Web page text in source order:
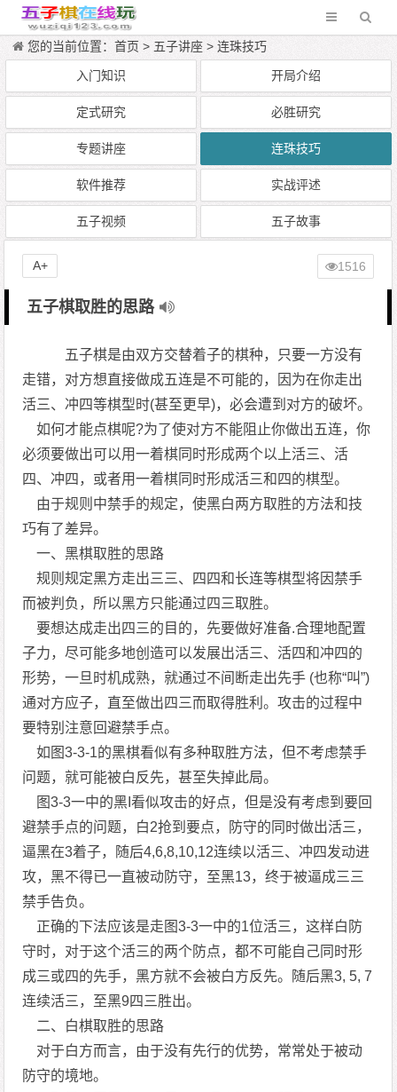
您的当前位置：首页 > 五子讲座 >连珠技巧
入门知识 开局介绍
定式研究 必胜研究
专题讲座 连珠技巧
软件推荐 实战评述
五子视频 五子故事
五子棋取胜的思路
五子棋是由双方交替着子的棋种，只要一方没有
走错，对方想直接做成五连是不可能的，因为在你走出
活三、冲四等棋型时(甚至更早)，必会遭到对方的破坏。
如何才能点棋呢?为了使对方不能阻止你做出五连，你
必须要做出可以用一着棋同时形成两个以上活三、活
四、冲四，或者用一着棋同时形成活三和四的棋型。
由于规则中禁手的规定，使黑白两方取胜的方法和技
巧有了差异。
一、黑棋取胜的思路
规则规定黑方走出三三、四四和长连等棋型将因禁手
而被判负，所以黑方只能通过四三取胜。
要想达成走出四三的目的，先要做好准备.合理地配置
子力，尽可能多地创造可以发展出活三、活四和冲四的
形势，一旦时机成熟，就通过不间断走出先手 (也称“叫”)
通对方应子，直至做出四三而取得胜利。攻击的过程中
要特别注意回避禁手点。
如图3-3-1的黑棋看似有多种取胜方法，但不考虑禁手
问题，就可能被白反先，甚至失掉此局。
图3-3一中的黑I看似攻击的好点，但是没有考虑到要回
避禁手点的问题，白2抢到要点，防守的同时做出活三，
逼黑在3着子，随后4,6,8,10,12连续以活三、冲四发动进
攻，黑不得已一直被动防守，至黑13，终于被逼成三三
禁手告负。
正确的下法应该是走图3-3一中的1位活三，这样白防
守时，对于这个活三的两个防点，都不可能自己同时形
成三或四的先手，黑方就不会被白方反先。随后黑3, 5, 7
连续活三，至黑9四三胜出。
二、白棋取胜的思路
对于白方而言，由于没有先行的优势，常常处于被动
防守的境地。
1516
A+